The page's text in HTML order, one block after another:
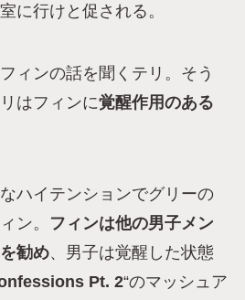
に行けと促される。
ィンの話を聞くテリ。そう
はフィンに覚醒作用のある
ハイテンションでグリーの
ン。
フィンは他の男子メン
勧め、男子は覚醒した状態
Pt. 2“のマッシュア